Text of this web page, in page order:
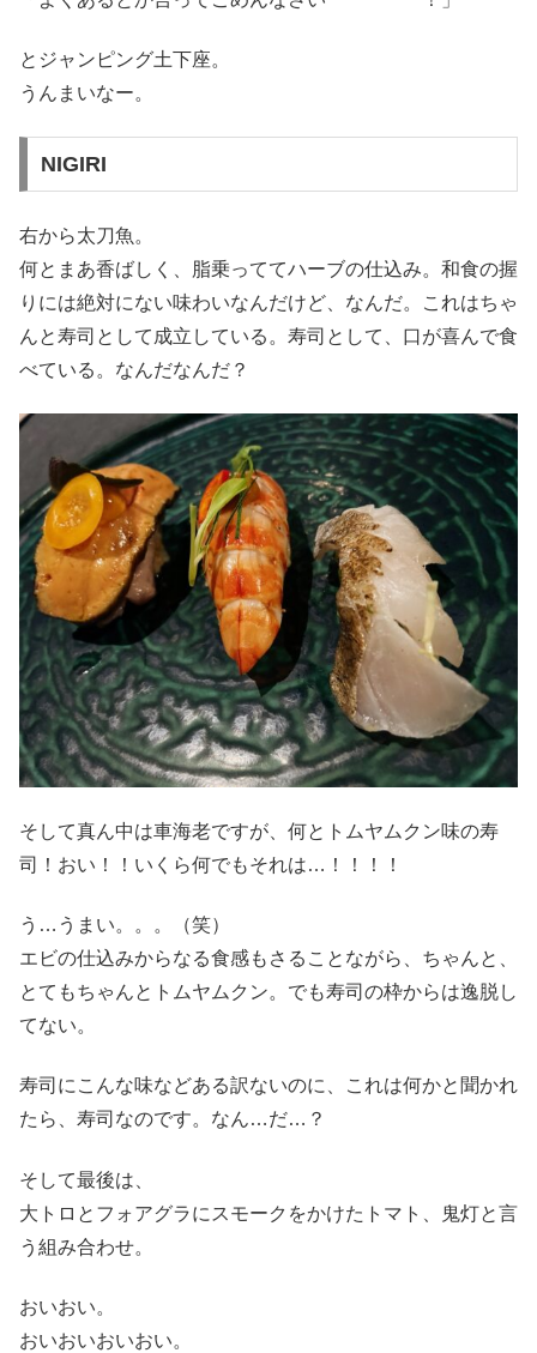
とジャンピング土下座。
うんまいなー。
NIGIRI
右から太刀魚。
何とまあ香ばしく、脂乗っててハーブの仕込み。和食の握
りには絶対にない味わいなんだけど、なんだ。これはちゃ
んと寿司として成立している。寿司として、口が喜んで食
べている。なんだなんだ？
そして真ん中は車海老ですが、何とトムヤムクン味の寿
司！おい！！いくら何でもそれは…！！！！
う…うまい。。。（笑）
エビの仕込みからなる食感もさることながら、ちゃんと、
とてもちゃんとトムヤムクン。でも寿司の枠からは逸脱し
てない。
寿司にこんな味などある訳ないのに、これは何かと聞かれ
たら、寿司なのです。なん…だ…？
そして最後は、
大トロとフォアグラにスモークをかけたトマト、鬼灯と言
う組み合わせ。
おいおい。
おいおいおいおい。